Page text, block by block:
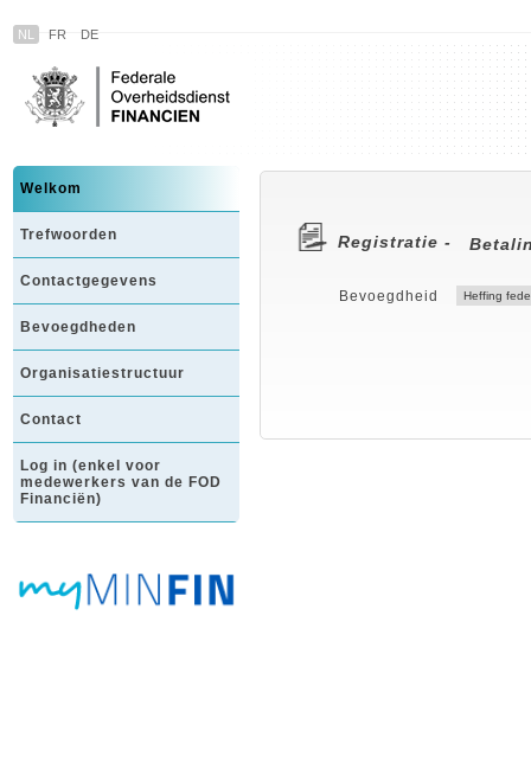
NL FR DE
Welkom
Trefwoorden
Contactgegevens
Bevoegdheden
Organisatiestructuur
Contact
Log in (enkel voor
medewerkers van de FOD
Financiën)
Registratie -
Bevoegdheid